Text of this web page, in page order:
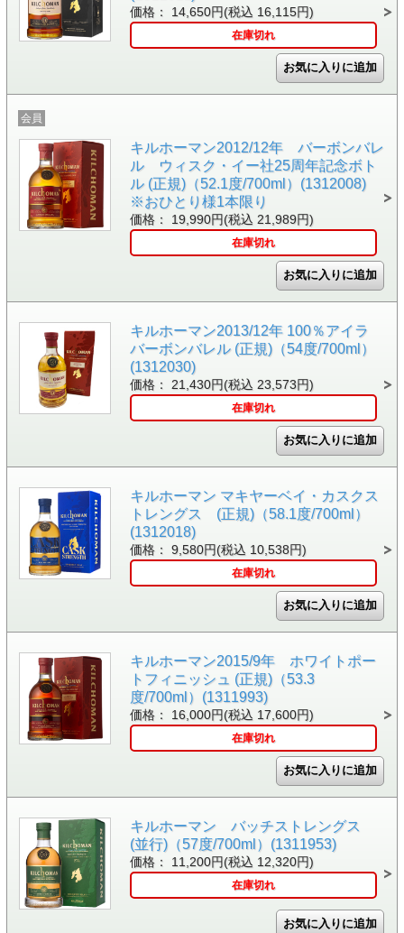
価格： 14,650円(税込 16,115円)
在庫切れ
会員
キルホーマン2012/12年 バーボンバレ
ル ウィスク・イー社25周年記念ボト
ル (正規)（52.1度/700ml）(1312008)
※おひとり様1本限り
価格： 19,990円(税込 21,989円)
在庫切れ
キルホーマン2013/12年 100％アイラ
バーボンバレル (正規)（54度/700ml）
(1312030)
価格： 21,430円(税込 23,573円)
在庫切れ
キルホーマン マキヤーベイ・カスクス
トレングス (正規)（58.1度/700ml）
(1312018)
価格： 9,580円(税込 10,538円)
在庫切れ
キルホーマン2015/9年 ホワイトポー
トフィニッシュ (正規)（53.3
度/700ml）(1311993)
価格： 16,000円(税込 17,600円)
在庫切れ
キルホーマン バッチストレングス
(並行)（57度/700ml）(1311953)
価格： 11,200円(税込 12,320円)
在庫切れ